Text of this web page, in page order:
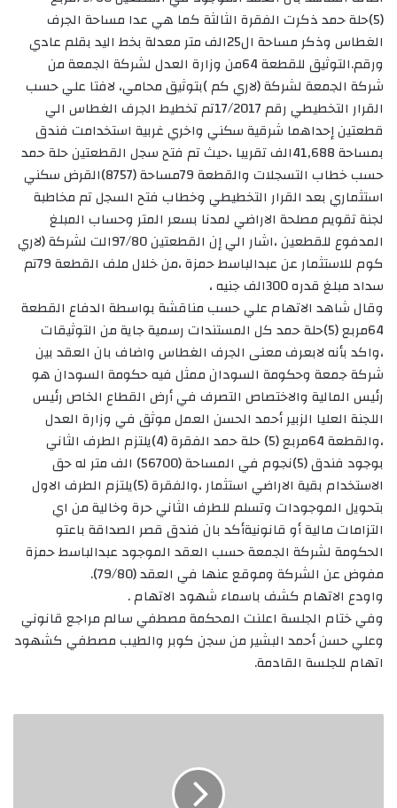
(5)حلة حمد ذكرت الفقرة الثالثة كما هي عدا مساحة الجرف
الغطاس وذكر مساحة ال25الف متر معدلة بخط اليد بقلم عادي
ورقم.التوثيق للقطعة 64من وزارة العدل لشركة الجمعة من
شركة الجمعة لشركة (لاري كم )بتوثيق محامي، لافتا علي حسب
القرار التخطيطي رقم 17/2017تم تخطيط الجرف الغطاس الي
قطعتين إحداهما شرقية سكني واخري غربية استخدامت فندق
بمساحة 41٫688الف تقريبا ،حيث تم فتح سجل القطعتين حلة حمد
حسب خطاب التسجلات والقطعة 79مساحة (8757)القرض سكني
استثماري بعد القرار التخطيطي وخطاب فتح السجل تم مخاطبة
لجنة تقويم مصلحة الاراضي لمدنا بسعر المتر وحساب المبلغ
المدفوع للقطعين ،اشار الي إن القطعتين 97/80الت لشركة (لاري
كوم للاستثمار عن عبدالباسط حمزة ،من خلال ملف القطعة 79تم
سداد مبلغ قدره 300الف جنيه ،
وقال شاهد الاتهام علي حسب مناقشة بواسطة الدفاع القطعة
64مربع (5)حلة حمد كل المستندات رسمية جاية من التوثيقات
،واكد بأنه لابعرف معنى الجرف الغطاس واضاف بان العقد بين
شركة جمعة وحكومة السودان ممثل فيه حكومة السودان هو
رئيس المالية والاختصاص التصرف في أرض القطاع الخاص رئيس
اللجنة العليا الزبير أحمد الحسن العمل موثق في وزارة العدل
،والقطعة 64مربع (5) حلة حمد الفقرة (4)يلتزم الطرف الثاني
بوجود فندق (5)نجوم في المساحة (56700) الف متر له حق
الاستخدام بقية الاراضي استثمار ،والفقرة (5)يلتزم الطرف الاول
بتحويل الموجودات وتسلم للطرف الثاني حرة وخالية من اي
التزامات مالية أو قانونيةأكد بان فندق قصر الصداقة باعتو
الحكومة لشركة الجمعة حسب العقد الموجود عبدالباسط حمزة
مفوض عن الشركة وموقع عنها في العقد (79/80).
واودع الاتهام كشف باسماء شهود الاتهام .
وفي ختام الجلسة اعلنت المحكمة مصطفي سالم مراجع قانوني
وعلي حسن أحمد البشير من سجن كوبر والطيب مصطفي كشهود
اتهام للجلسة القادمة.
اسرائيل:لن